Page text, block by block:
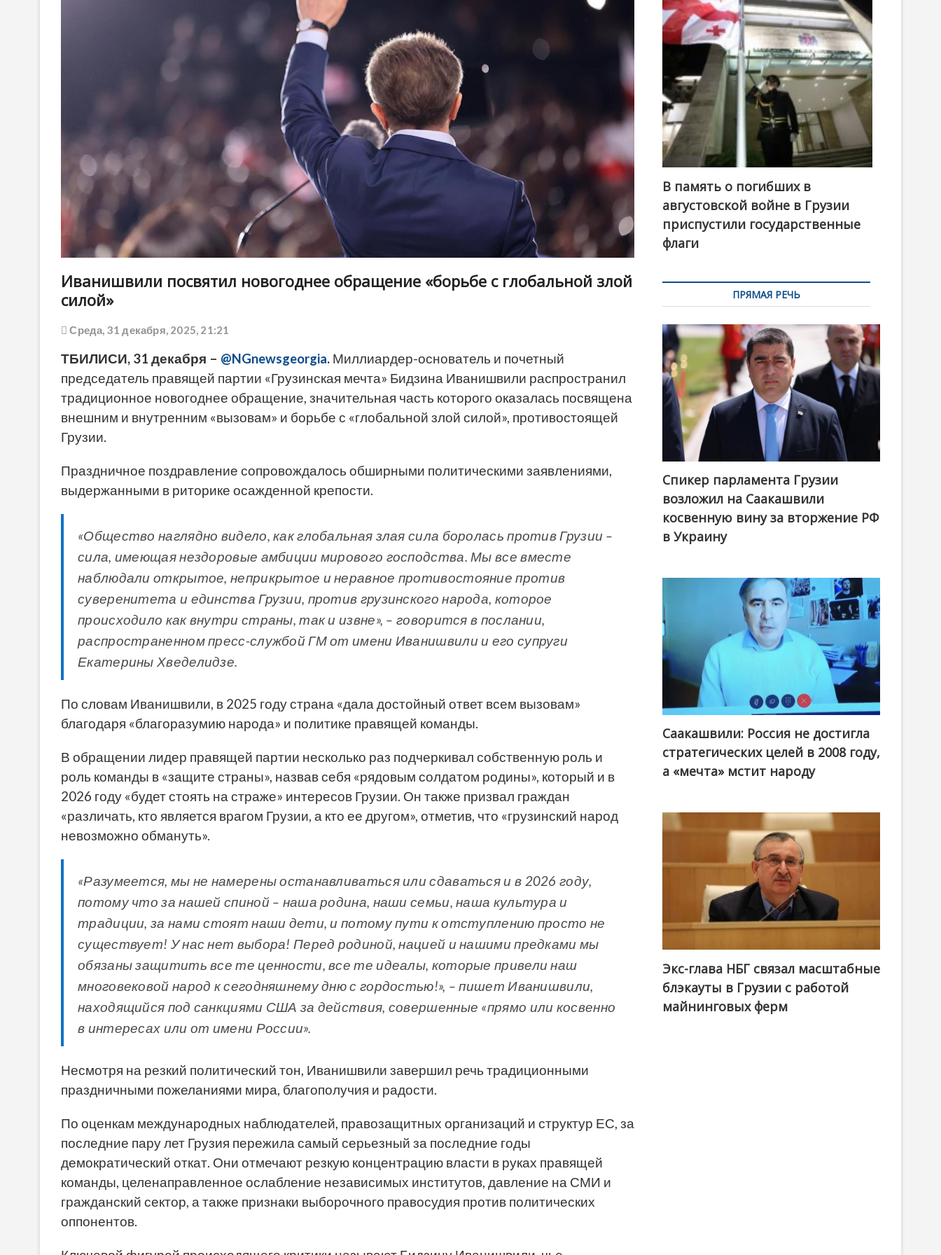
o
n
Иванишвили посвятил новогоднее обращение «борьбе с глобальной злой
силой»
Среда, 31 декабря, 2025, 21:21
ТБИЛИСИ, 31 декабря – @NGnewsgeorgia. Миллиардер-основатель и почетный
председатель правящей партии «Грузинская мечта» Бидзина Иванишвили распространил
традиционное новогоднее обращение, значительная часть которого оказалась посвящена
внешним и внутренним «вызовам» и борьбе с «глобальной злой силой», противостоящей
Грузии.
Праздничное поздравление сопровождалось обширными политическими заявлениями,
выдержанными в риторике осажденной крепости.
«Общество наглядно видело, как глобальная злая сила боролась против Грузии –
сила, имеющая нездоровые амбиции мирового господства. Мы все вместе
наблюдали открытое, неприкрытое и неравное противостояние против
суверенитета и единства Грузии, против грузинского народа, которое
происходило как внутри страны, так и извне», – говорится в послании,
распространенном пресс-службой ГМ от имени Иванишвили и его супруги
Екатерины Хведелидзе.
По словам Иванишвили, в 2025 году страна «дала достойный ответ всем вызовам»
благодаря «благоразумию народа» и политике правящей команды.
В обращении лидер правящей партии несколько раз подчеркивал собственную роль и
роль команды в «защите страны», назвав себя «рядовым солдатом родины», который и в
2026 году «будет стоять на страже» интересов Грузии. Он также призвал граждан
«различать, кто является врагом Грузии, а кто ее другом», отметив, что «грузинский народ
невозможно обмануть».
«Разумеется, мы не намерены останавливаться или сдаваться и в 2026 году,
потому что за нашей спиной – наша родина, наши семьи, наша культура и
традиции, за нами стоят наши дети, и потому пути к отступлению просто не
существует! У нас нет выбора! Перед родиной, нацией и нашими предками мы
обязаны защитить все те ценности, все те идеалы, которые привели наш
многовековой народ к сегодняшнему дню с гордостью!», – пишет Иванишвили,
находящийся под санкциями США за действия, совершенные «прямо или косвенно
в интересах или от имени России».
Несмотря на резкий политический тон, Иванишвили завершил речь традиционными
праздничными пожеланиями мира, благополучия и радости.
По оценкам международных наблюдателей, правозащитных организаций и структур ЕС, за
последние пару лет Грузия пережила самый серьезный за последние годы
демократический откат. Они отмечают резкую концентрацию власти в руках правящей
команды, целенаправленное ослабление независимых институтов, давление на СМИ и
гражданский сектор, а также признаки выборочного правосудия против политических
оппонентов.
В память о погибших в
августовской войне в Грузии
приспустили государственные
флаги
ПРЯМАЯ РЕЧЬ
Спикер парламента Грузии
возложил на Саакашвили
косвенную вину за вторжение РФ
в Украину
Саакашвили: Россия не достигла
стратегических целей в 2008 году,
а «мечта» мстит народу
Экс-глава НБГ связал масштабные
блэкауты в Грузии с работой
майнинговых ферм